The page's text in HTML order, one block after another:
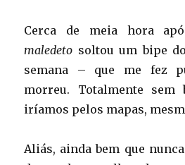
Cerca de meia hora
maledeto soltou um bipe
semana – que me fez
morreu. Totalmente sem
iríamos pelos mapas,
Aliás, ainda bem que